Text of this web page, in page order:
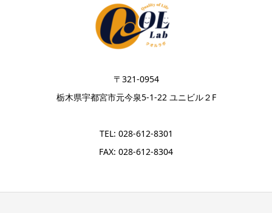
〒321-0954
栃木県宇都宮市元今泉5-1-22 ユニビル２F
TEL: 028-612-8301
FAX: 028-612-8304